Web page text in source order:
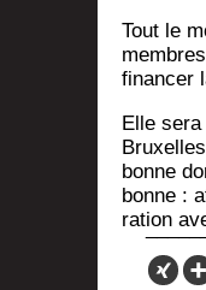
Tout le
finan­cer
Elle
bonne
bonne :
ra­tion